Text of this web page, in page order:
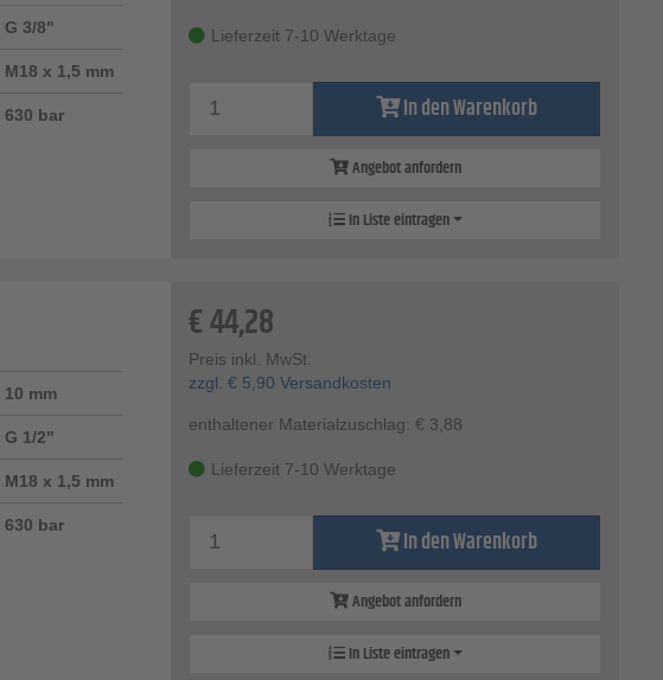
G 3/8"
M18 x 1,5 mm
630 bar
Lieferzeit 7-10 Werktage
In den Warenkorb
Angebot anfordern
In Liste eintragen
10 mm
G 1/2"
M18 x 1,5 mm
630 bar
€44,28
Preis inkl. MwSt.
zzgl. € 5,90 Versandkosten
enthaltener Materialzuschlag: € 3,88
Lieferzeit 7-10 Werktage
In den Warenkorb
Angebot anfordern
In Liste eintragen